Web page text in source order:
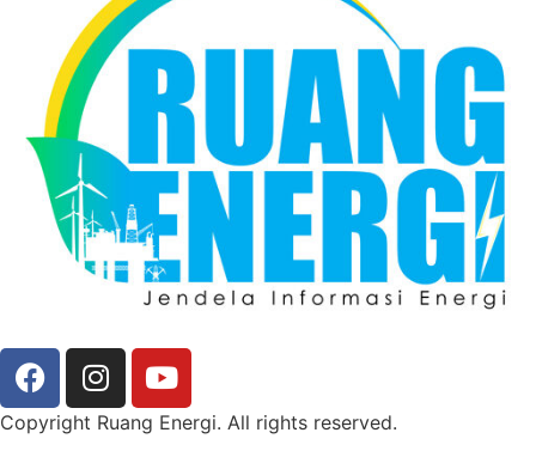
Copyright Ruang Energi. All rights reserved.